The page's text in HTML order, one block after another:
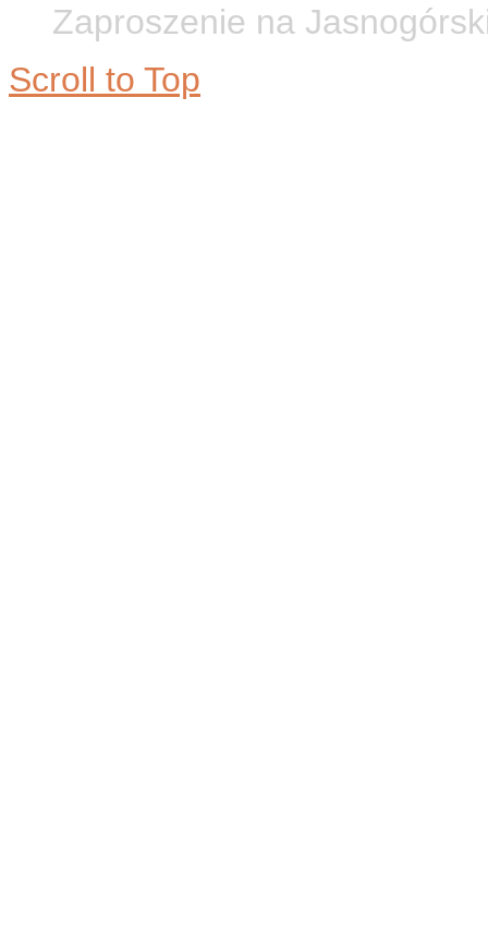
Zaproszenie na
Scroll to Top